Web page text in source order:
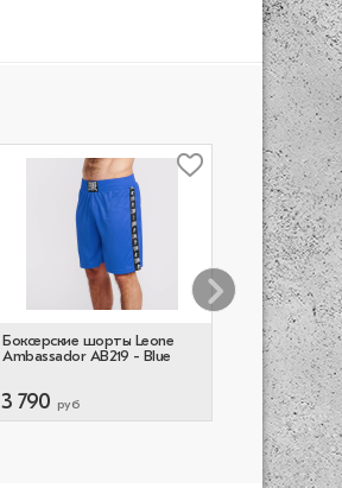
Боксерские шорты Leone
Ambassador AB219 - Blue
3 790 руб
Боксерские
Classic - Black/
6 890 руб